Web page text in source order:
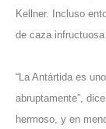
Kellner. Incluso
de caza
“La Antártida es
abruptamente”,
hermoso, y en